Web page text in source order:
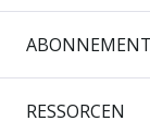
RESSORCEN